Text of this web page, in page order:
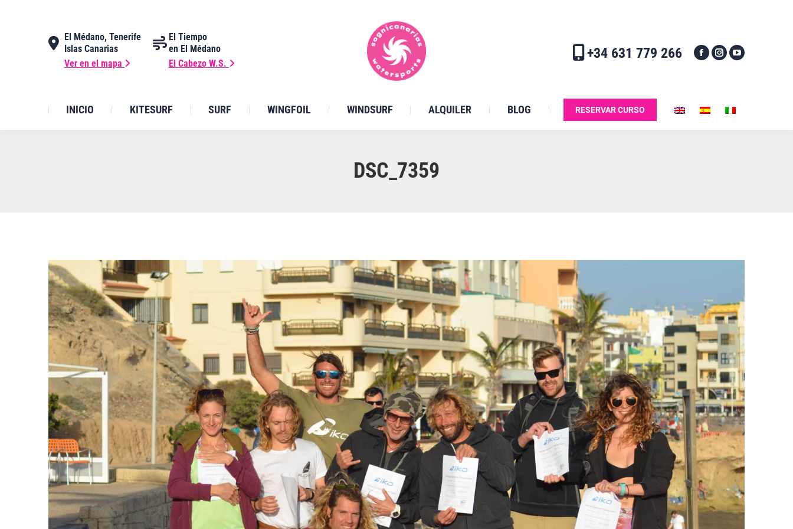
El Médano, Tenerife
Islas Canarias
Ver en el mapa
El Tiempo
en El Médano
El Cabezo W.S.
+34 631 779 266
INICIO KITESURF SURF WINGFOIL WINDSURF ALQUILER BLOG RESERVAR CURSO
DSC_7359